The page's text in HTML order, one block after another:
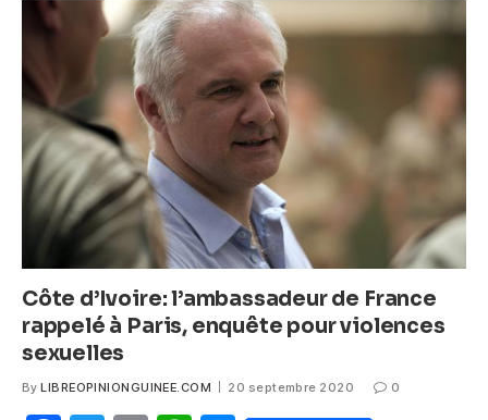
o
k
A
p
p
n
g
er
Côte d’Ivoire: l’ambassadeur de France
rappelé à Paris, enquête pour violences
sexuelles
By LIBREOPINIONGUINEE.COM 20 septembre 2020 0